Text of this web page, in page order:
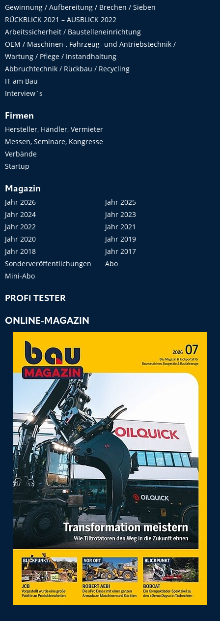
Gewinnung / Aufbereitung / Brechen / Sieben
RÜCKBLICK 2021 – AUSBLICK 2022
Arbeitssicherheit / Baustelleneinrichtung
OEM / Maschinen-, Fahrzeug- und Antriebstechnik /
Wartung / Pflege / Instandhaltung
Abbruchtechnik / Rückbau / Recycling
IT am Bau
Interview´s
Firmen
Hersteller, Händler, Vermieter
Messen, Seminare, Kongresse
Verbände
Startup
Magazin
Jahr 2026
Jahr 2025
Jahr 2024
Jahr 2023
Jahr 2022
Jahr 2021
Jahr 2020
Jahr 2019
Jahr 2018
Jahr 2017
Sonderveröffentlichungen
Abo
Mini-Abo
PROFI TESTER
ONLINE-MAGAZIN